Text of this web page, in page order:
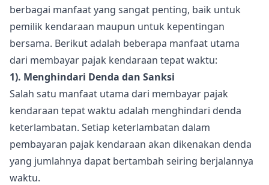
berbagai manfaat yang sangat penting, baik untuk
pemilik kendaraan maupun untuk kepentingan
bersama. Berikut adalah beberapa manfaat utama
dari membayar pajak kendaraan tepat waktu:
1). Menghindari Denda dan Sanksi
Salah satu manfaat utama dari membayar pajak
kendaraan tepat waktu adalah menghindari denda
keterlambatan. Setiap keterlambatan dalam
pembayaran pajak kendaraan akan dikenakan denda
yang jumlahnya dapat bertambah seiring berjalannya
waktu.